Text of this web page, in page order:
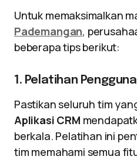
Untuk memaksimalkan
Pademangan,
beberapa tips berikut:
1. Pelatihan
Pastikan seluruh tim
Aplikasi CRM
berkala. Pelatihan ini
tim memahami semua